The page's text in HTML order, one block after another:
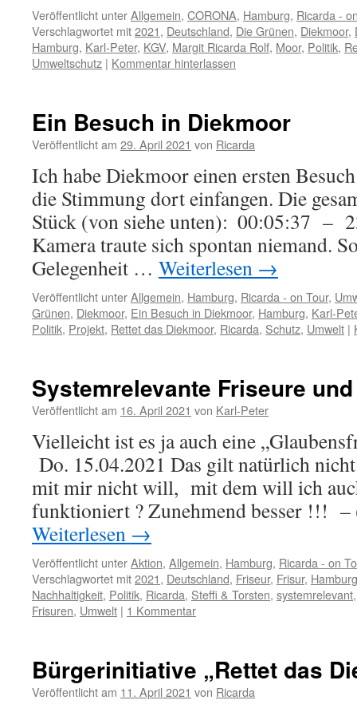
Veröffentlicht unterAllgemein, CORONA, Hamburg, Ricarda -
Verschlagwortet mit2021, Deutschland, Die Grünen, Diekmoor,
Hamburg, Karl-Peter, KGV, Margit Ricarda Rolf, Moor, Politik,
Umweltschutz | Kommentar hinterlassen
Ein Besuch in Diekmoor
Veröffentlicht am 29. April 2021 von Ricarda
Ich habe Diekmoor einen ersten
die Stimmung dort einfangen. Die
Stück (von siehe unten): 00:05:37 –
Kamera traute sich spontan niemand.
Gelegenheit … Weiterlesen →
Veröffentlicht unterAllgemein, Hamburg, Ricarda - on Tour,
Grünen, Diekmoor, Ein Besuch in Diekmoor, Hamburg, Karl-
Politik, Projekt, Rettet das Diekmoor, Ricarda, Schutz, Umwelt |
Systemrelevante Friseure
Veröffentlicht am 16. April 2021 von Karl-Peter
Vielleicht ist es ja auch eine
Do. 15.04.2021 Das gilt natürlich
mit mir nicht will, mit dem will ich
funktioniert ? Zunehmend besser !!!
Weiterlesen →
Veröffentlicht unterAktion, Allgemein, Hamburg, Ricarda - on
Verschlagwortet mit2021, Deutschland, Friseur, Frisur, Hamburg
Nachhaltigkeit, Politik, Ricarda, Steffi & Torsten, systemrelevant
Frisuren, Umwelt | 1 Kommentar
Bürgerinitiative „Rettet das
Veröffentlicht am 11. April 2021 von Ricarda